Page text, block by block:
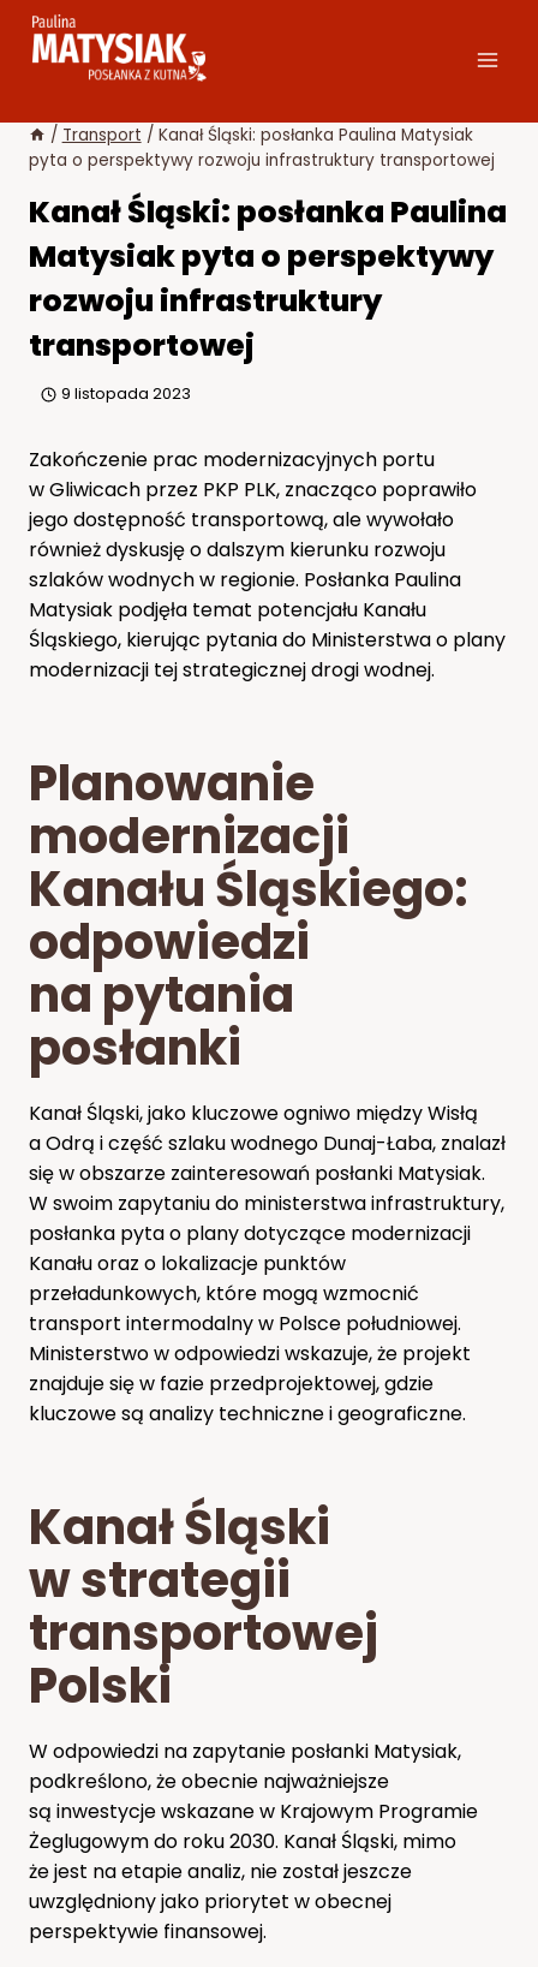
Przejdź
/ Transport / Kanał Śląski: posłanka Paulina Matysiak
pyta o perspektywy rozwoju infrastruktury transportowej
Kanał Śląski: posłanka Paulina
Matysiak pyta o perspektywy
rozwoju infrastruktury
transportowej
9 listopada 2023
Zakończenie prac modernizacyjnych portu
w Gliwicach przez PKP PLK, znacząco poprawiło
jego dostępność transportową, ale wywołało
również dyskusję o dalszym kierunku rozwoju
szlaków wodnych w regionie. Posłanka Paulina
Matysiak podjęła temat potencjału Kanału
Śląskiego, kierując pytania do Ministerstwa o plany
modernizacji tej strategicznej drogi wodnej.
Planowanie
modernizacji
Kanału Śląskiego:
odpowiedzi
na pytania
posłanki
Kanał Śląski, jako kluczowe ogniwo między Wisłą
a Odrą i część szlaku wodnego Dunaj-Łaba, znalazł
się w obszarze zainteresowań posłanki Matysiak.
W swoim zapytaniu do ministerstwa infrastruktury,
posłanka pyta o plany dotyczące modernizacji
Kanału oraz o lokalizacje punktów
przeładunkowych, które mogą wzmocnić
transport intermodalny w Polsce południowej.
Ministerstwo w odpowiedzi wskazuje, że projekt
znajduje się w fazie przedprojektowej, gdzie
kluczowe są analizy techniczne i geograficzne.
Kanał Śląski
w strategii
transportowej
Polski
W odpowiedzi na zapytanie posłanki Matysiak,
podkreślono, że obecnie najważniejsze
są inwestycje wskazane w Krajowym Programie
Żeglugowym do roku 2030. Kanał Śląski, mimo
że jest na etapie analiz, nie został jeszcze
uwzględniony jako priorytet w obecnej
perspektywie finansowej.